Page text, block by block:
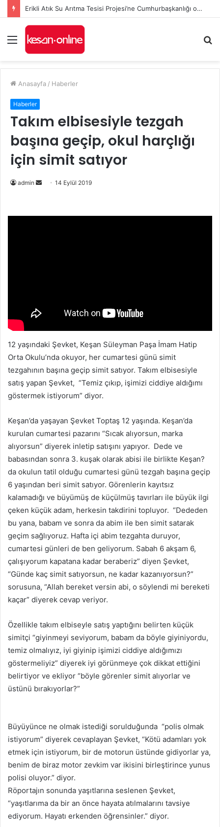
Erikli Atık Su Arıtma Tesisi Projesi’ne Cumhurbaşkanlığı onayı
Menü
...
Anasayfa / Haberler
Haberler
Takım elbisesiyle tezgah
başına geçip, okul harçlığı
için simit satıyor
admin
Bir
göndermek
14 Eylül 2019
12 yaşındaki Şevket, Keşan Süleyman Paşa İmam Hatip
Orta Okulu’nda okuyor, her cumartesi günü simit
tezgahının başına geçip simit satıyor. Takım elbisesiyle
satış yapan Şevket, “Temiz çıkıp, işimizi ciddiye aldığımı
göstermek istiyorum” diyor.
Keşan’da yaşayan Şevket Toptaş 12 yaşında. Keşan’da
kurulan cumartesi pazarını “Sıcak alıyorsun, marka
alıyorsun” diyerek inletip satışını yapıyor. Dede ve
babasından sonra 3. kuşak olarak abisi ile birlikte Keşan?
da okulun tatil olduğu cumartesi günü tezgah başına geçip
6 yaşından beri simit satıyor. Görenlerin kayıtsız
kalamadığı ve büyümüş de küçülmüş tavırları ile büyük ilgi
çeken küçük adam, herkesin takdirini topluyor. “Dededen
bu yana, babam ve sonra da abim ile ben simit satarak
geçim sağlıyoruz. Hafta içi abim tezgahta duruyor,
cumartesi günleri de ben geliyorum. Sabah 6 akşam 6,
çalışıyorum kapatana kadar beraberiz” diyen Şevket,
“Günde kaç simit satıyorsun, ne kadar kazanıyorsun?”
sorusuna, “Allah bereket versin abi, o söylendi mi bereketi
kaçar” diyerek cevap veriyor.
Özellikle takım elbiseyle satış yaptığını belirten küçük
simitçi “giyinmeyi seviyorum, babam da böyle giyiniyordu,
temiz olmalıyız, iyi giyinip işimizi ciddiye aldığımızı
göstermeliyiz” diyerek iyi görünmeye çok dikkat ettiğini
belirtiyor ve ekliyor “böyle görenler simit alıyorlar ve
üstünü bırakıyorlar?”
Büyüyünce ne olmak istediği sorulduğunda “polis olmak
istiyorum” diyerek cevaplayan Şevket, “Kötü adamları yok
etmek için istiyorum, bir de motorun üstünde gidiyorlar ya,
benim de biraz motor zevkim var ikisini birleştirince yunus
polisi oluyor.” diyor.
Röportajın sonunda yaşıtlarına seslenen Şevket,
“yaşıtlarıma da bir an önce hayata atılmalarını tavsiye
ediyorum. Hayatı erkenden öğrensinler.” diyor.